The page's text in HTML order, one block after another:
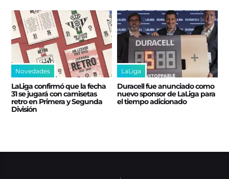
Novedades
LaLiga confirmó que la fecha
31 se jugará con camisetas
retro en Primera y Segunda
División
LaLiga
Duracell fue anunciado como
nuevo sponsor de LaLiga para
el tiempo adicionado